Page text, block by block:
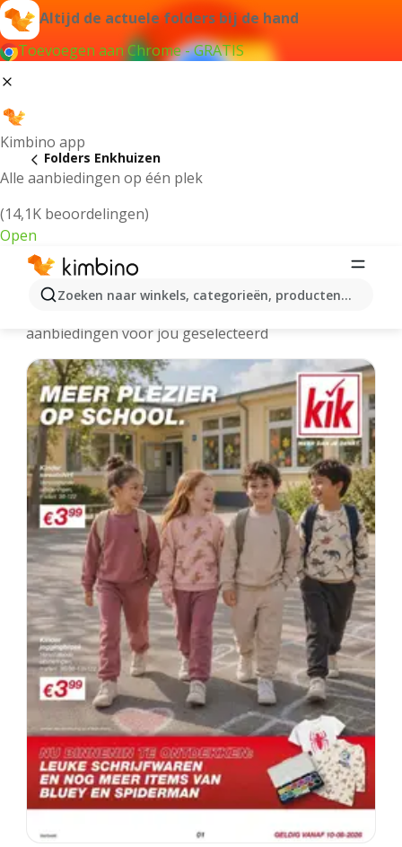
Altijd de actuele folders bij de hand
Toevoegen aan Chrome - GRATIS
Kimbino app
Alle aanbiedingen op één plek
(14,1K beoordelingen)
Open
Zoeken naar winkels, categorieën, producten...
Folders Enkhuizen
Enkhuizen - Meest recente folders
aanbiedingen voor jou geselecteerd